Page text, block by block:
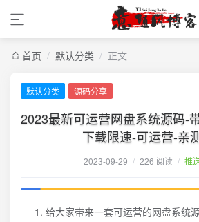
首页 / 默认分类 / 正文
默认分类 源码分享
2023最新可运营网盘系统源码-
下载限速-可运营-亲
2023-09-29 / 226 阅读 / 推
给大家带来一套可运营的网盘系统